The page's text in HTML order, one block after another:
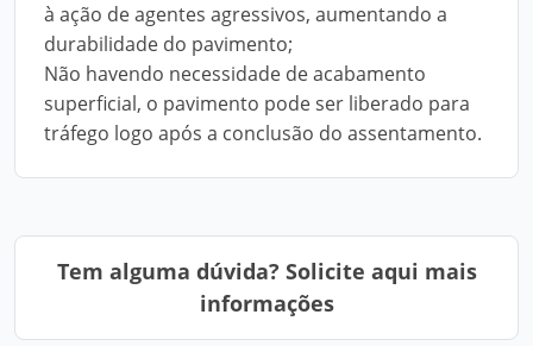
à ação de agentes agressivos, aumentando a
durabilidade do pavimento;
Não havendo necessidade de acabamento
superficial, o pavimento pode ser liberado para
tráfego logo após a conclusão do assentamento.
Tem alguma dúvida? Solicite aqui mais
informações